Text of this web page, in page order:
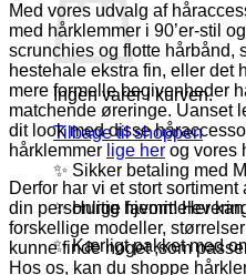
Ingen varer i kurven.
Tilbage til shoppen
✨ Sikker betaling med
✨ Hurtig
✨ Kærligt pakket med
Med vores udvalg af
med hårklemmer i 90’er-stil
scrunchies og flotte hårbånd,
hestehale ekstra fin, eller
mere formelle begivenheder
matchende øreringe. Uanset
dit look med disse
hårklemmer lige her og vores
Derfor har vi et stort
din personlige favorit! Her
forskellige modeller,
kunne finde noget ,som
Hos os, kan du shoppe